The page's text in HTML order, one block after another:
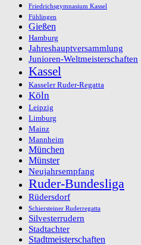
Friedrichsgymnasium Kassel
Fühlingen
Gießen
Hamburg
Jahreshauptversammlung
Junioren-Weltmeisterschaften
Kassel
Kasseler Ruder-Regatta
Köln
Leipzig
Limburg
Mainz
Mannheim
München
Münster
Neujahrsempfang
Ruder-Bundesliga
Rüdersdorf
Schiersteiner Ruderregatta
Silvesterrudern
Stadtachter
Stadtmeisterschaften